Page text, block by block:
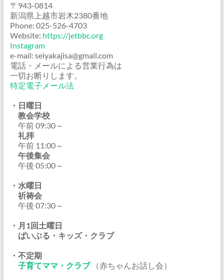
〒943-0814
新潟県上越市岩木2380番地
Phone: 025-526-4703
Website: https://jetbbc.org
Instagram
e-mail: seiyakajisa@gmail.com
電話・メールによる営業行為は
一切お断りします。
特定電子メール法
・日曜日
教会学校
午前 09:30～
礼拝
午前 11:00～
午後集会
午後 05:00～
・水曜日
祈祷会
午後 07:30～
・月1回土曜日
ばいぶる・キッズ・クラブ
・不定期
子育てママ・クラブ（赤ちゃんお話し会）